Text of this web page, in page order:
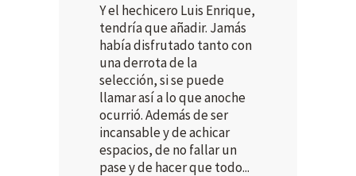
Y el hechicero Luis Enrique,
tendría que añadir. Jamás
había disfrutado tanto con
una derrota de la
selección, si se puede
llamar así a lo que anoche
ocurrió. Además de ser
incansable y de achicar
espacios, de no fallar un
pase y de hacer que todo...